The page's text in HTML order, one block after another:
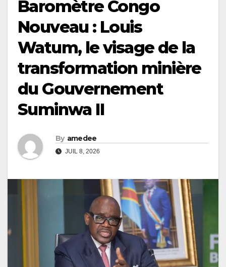
Baromètre Congo
Nouveau : Louis
Watum, le visage de la
transformation minière
du Gouvernement
Suminwa II
By amedee
JUIL 8, 2026